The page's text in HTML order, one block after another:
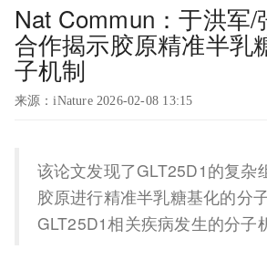
Nat Commun：于洪军/
合作揭示胶原精准半乳
子机制
来源：iNature 2026-02-08 13:15
该论文发现了GLT25D1的复杂
胶原进行精准半乳糖基化的分
GLT25D1相关疾病发生的分子